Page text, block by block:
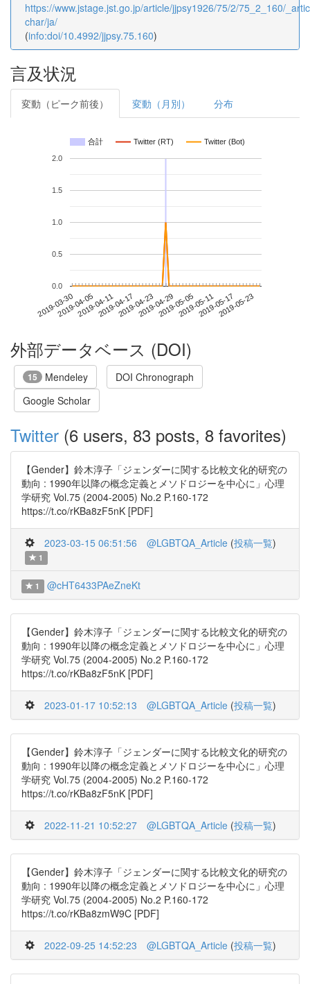
https://www.jstage.jst.go.jp/article/jjpsy1926/75/2/75_2_160/
char/ja/
(info:doi/10.4992/jjpsy.75.160)
言及状況
変動（ピーク前後） 変動（月別） 分布
合計 Twitter (RT) Twitter (Bot)
2019-03-302019-04-052019-04-112019-04-172019-04-232019-04-292019-05-052019-05-112019-05-172019-05-23
0.0
0.5
1.0
1.5
2.0
外部データベース (DOI)
15 Mendeley
DOI Chronograph
Google Scholar
Twitter (6 users, 83 posts, 8 favorites)
【Gender】鈴木淳子「ジェンダーに関する比較文化的研究の
動向 : 1990年以降の概念定義とメソドロジーを中心に」心理
学研究 Vol.75 (2004-2005) No.2 P.160-172
https://t.co/rKBa8zF5nK [PDF]
2023-03-15 06:51:56 @LGBTQA_Article (投稿一覧)
1
1 @cHT6433PAeZneKt
【Gender】鈴木淳子「ジェンダーに関する比較文化的研究の
動向 : 1990年以降の概念定義とメソドロジーを中心に」心理
学研究 Vol.75 (2004-2005) No.2 P.160-172
https://t.co/rKBa8zF5nK [PDF]
2023-01-17 10:52:13 @LGBTQA_Article (投稿一覧)
【Gender】鈴木淳子「ジェンダーに関する比較文化的研究の
動向 : 1990年以降の概念定義とメソドロジーを中心に」心理
学研究 Vol.75 (2004-2005) No.2 P.160-172
https://t.co/rKBa8zF5nK [PDF]
2022-11-21 10:52:27 @LGBTQA_Article (投稿一覧)
【Gender】鈴木淳子「ジェンダーに関する比較文化的研究の
動向 : 1990年以降の概念定義とメソドロジーを中心に」心理
学研究 Vol.75 (2004-2005) No.2 P.160-172
https://t.co/rKBa8zmW9C [PDF]
2022-09-25 14:52:23 @LGBTQA_Article (投稿一覧)